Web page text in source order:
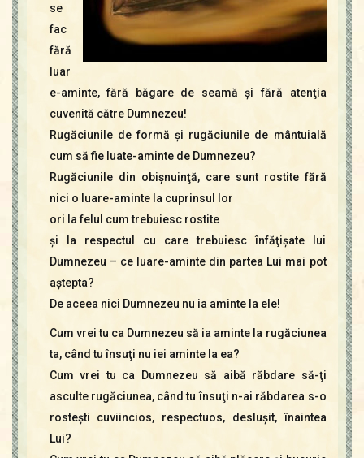
se
fac
fără
luar
e-aminte, fără băgare de seamă şi fără atenţia
cuvenită către Dumnezeu!
Rugăciunile de formă şi rugăciunile de mântuială
cum să fie luate-aminte de Dumnezeu?
Rugăciunile din obişnuinţă, care sunt rostite fără
nici o luare-aminte la cuprinsul lor
ori la felul cum trebuiesc rostite
şi la respectul cu care trebuiesc înfăţişate lui
Dumnezeu – ce luare-aminte din partea Lui mai pot
aştepta?
De aceea nici Dumnezeu nu ia aminte la ele!
Cum vrei tu ca Dumnezeu să ia aminte la rugăciunea
ta, când tu însuţi nu iei aminte la ea?
Cum vrei tu ca Dumnezeu să aibă răbdare să-ţi
asculte rugăciunea, când tu însuţi n-ai răbdarea s-o
rosteşti cuviincios, respectuos, desluşit, înaintea
Lui?